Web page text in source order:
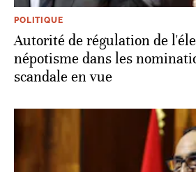
POLITIQUE
Autorité de régulation de
népotisme dans les
scandale en vue